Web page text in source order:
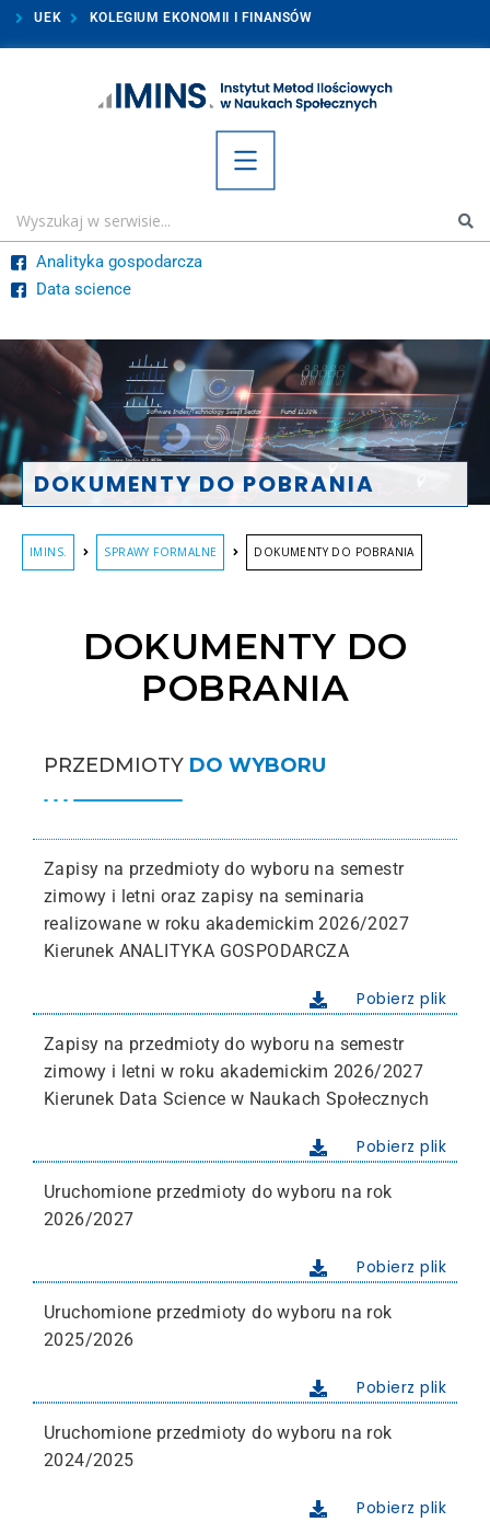
UEK KOLEGIUM EKONOMII I FINANSÓW
Analityka gospodarcza
Data science
DOKUMENTY DO POBRANIA
IMINS. SPRAWY FORMALNE DOKUMENTY DO POBRANIA
DOKUMENTY DO
POBRANIA
PRZEDMIOTY DO WYBORU
Zapisy na przedmioty do wyboru na semestr
zimowy i letni oraz zapisy na seminaria
realizowane w roku akademickim 2026/2027
Kierunek ANALITYKA GOSPODARCZA
Pobierz plik
Zapisy na przedmioty do wyboru na semestr
zimowy i letni w roku akademickim 2026/2027
Kierunek Data Science w Naukach Społecznych
Pobierz plik
Uruchomione przedmioty do wyboru na rok
2026/2027
Pobierz plik
Uruchomione przedmioty do wyboru na rok
2025/2026
Pobierz plik
Uruchomione przedmioty do wyboru na rok
2024/2025
Pobierz plik